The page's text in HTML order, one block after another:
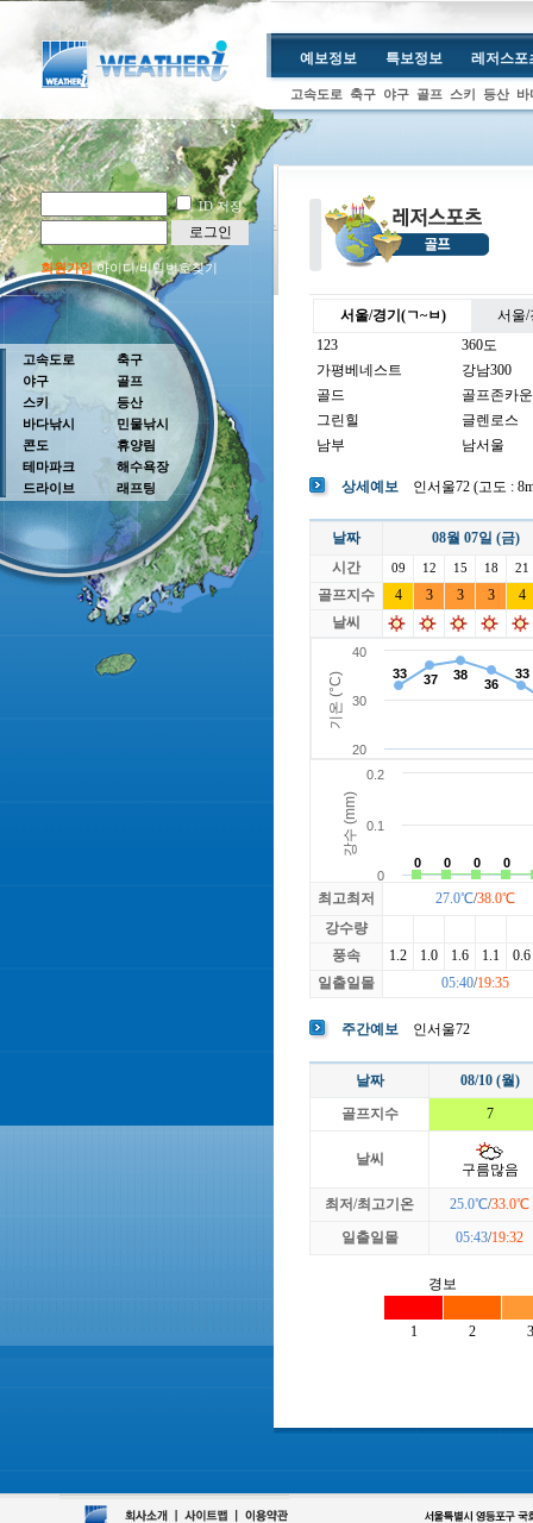
ID 저장
로그인
회원가입아이디/비밀번호찾기
예보정보 특보정보 레저스포
고속도로 축구 야구 골프 스키 등산 바
고속도로
야구
스키
바다낚시
콘도
테마파크
드라이브
축구
골프
등산
민물낚시
휴양림
해수욕장
래프팅
서울/경기(ㄱ~ㅂ)
서울/
123
360도
가평베네스트
강남300
골드
골프존카
그린힐
글렌로스
남부
남서울
뉴코리아
더반
더크로스비
더헤븐
라싸
락가든
로제비앙
루트52
마에스트로
마이다스
베뉴지
베르힐영종
블랙스톤GC이천
빅토리아
상세예보 인서울72 (고도 :
날짜
08월 07일 (금)
시간
09 12 15 18 21
골프지수 4 3 3 3
4
날씨
최고최저 27.0℃/38.0℃
강수량
풍속
1.2 1.0 1.6 1.1
0.6
일출일몰
05:40/19:35
주간예보 인서울72
날짜
08/10 (월)
골프지수
7
날씨
구름많음
최저/최고기온 25.0℃/33.0℃
일출일몰
05:43/19:32
경보
1 2 3